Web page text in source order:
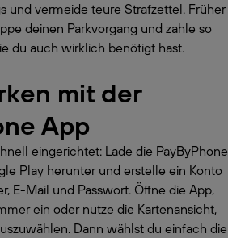
und vermeide teure Strafzettel. Früher
deinen Parkvorgang und zahle so
du auch wirklich benötigt hast.
mit der
App
eingerichtet: Lade die PayByPhone
Play herunter und erstelle ein Konto
E-Mail und Passwort. Öffne die App,
ein oder nutze die Kartenansicht,
Dann wählst du einfach die